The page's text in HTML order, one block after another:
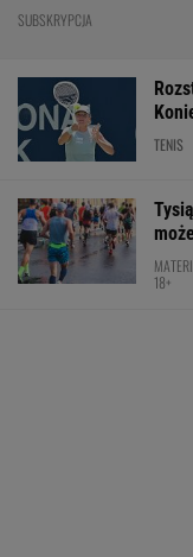
SUBSKRYPCJA
TENIS
18+